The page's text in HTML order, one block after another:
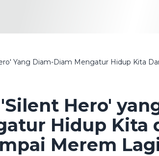
Yang Diam-Diam Mengatur Hidup Kita
Hero'
Hidup Kita
Merem